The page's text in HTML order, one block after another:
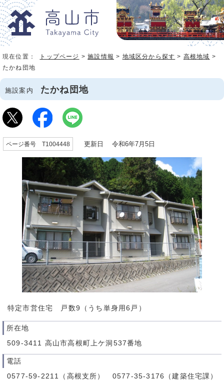
現在位置： トップページ >施設情報 > 地域区分から探す > 高根地域 >
たかね団地
施設案内 たかね団地
ページ番号 T1004448 更新日 令和6年7月5日
特定市営住宅 戸数9（うち単身用6戸）
所在地
509-3411 高山市高根町上ケ洞537番地
電話
0577-59-2211（高根支所） 0577-35-3176（建築住宅課）